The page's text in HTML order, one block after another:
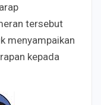
tersebut
menyampaikan
kepada